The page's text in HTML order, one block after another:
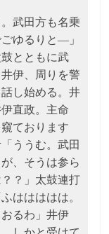
武田方も名乗
ゆるりと―」
とともに武
伊、周りを警
し始める。井
直政。主命
ております
ううむ。武田
、そうは参ら
？」太鼓連打
ははははは。
るわ」井伊